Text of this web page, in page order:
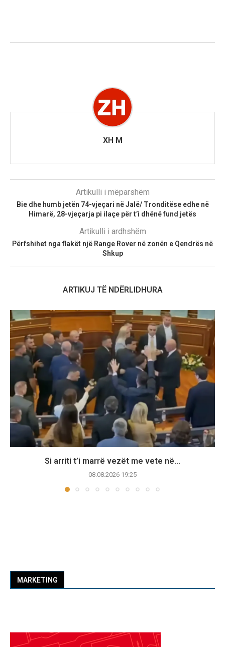
XH M
Artikulli i mëparshëm
Bie dhe humb jetën 74-vjeçari në Jalë/ Tronditëse edhe në
Himarë, 28-vjeçarja pi ilaçe për t’i dhënë fund jetës
Artikulli i ardhshëm
Përfshihet nga flakët një Range Rover në zonën e Qendrës në
Shkup
ARTIKUJ TË NDËRLIDHURA
Si arriti t’i marrë vezët me vete në...
08.08.2026 19:25
MARKETING